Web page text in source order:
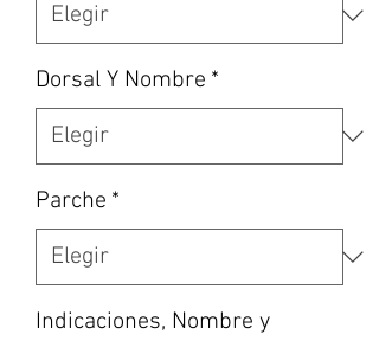
Dorsal Y Nombre *
Parche *
Indicaciones, Nombre y